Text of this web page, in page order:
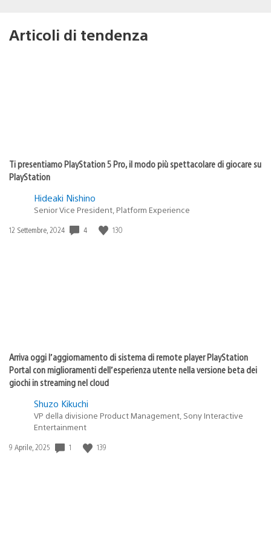
Articoli di tendenza
Ti presentiamo PlayStation 5 Pro, il modo più spettacolare di giocare su
PlayStation
Hideaki Nishino
Senior Vice President, Platform Experience
Data
12 Settembre, 2024 4 130
Arriva oggi l’aggiornamento di sistema di remote player PlayStation
Portal con miglioramenti dell’esperienza utente nella versione beta dei
giochi in streaming nel cloud
Shuzo Kikuchi
VP della divisione Product Management, Sony Interactive
Entertainment
Data
9 Aprile, 2025 1 139